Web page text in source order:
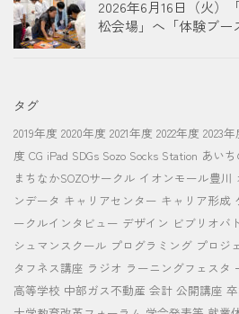
2026年6月16日（火
松会場」へ「体験ブー
タグ
2019年度 2020年度 2021年度 2022年度 2023年
度 CG iPad SDGs Sozo Socks Station あい
まちなかSOZOサークル イオンモール豊川
ンデータ キャリアセンター キャリア形成
ークルインタビュー デザイン ビブリオバ
シュマンスクール プログラミング プロジ
タフネス講座 ラジオ ラーニングフェスタ
高等学校 中部ガス不動産 会計 公開講座